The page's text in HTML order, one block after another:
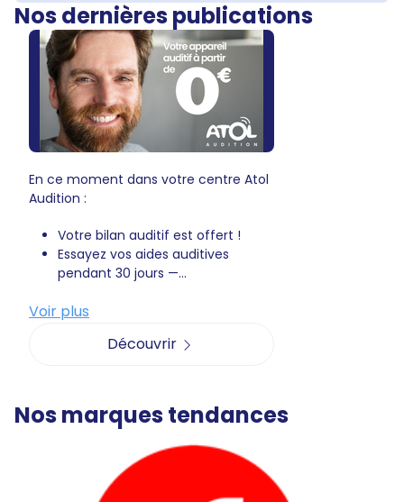
Nos dernières publications
En ce moment dans votre centre Atol
Audition :
Votre bilan auditif est offert !
Essayez vos aides auditives
pendant 30 jours —...
Voir plus
Découvrir
Nos marques tendances